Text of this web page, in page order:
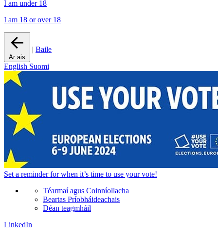
I am under 18
I am 18 or over 18
Ar ais
| Baile
English Suomi
Set a reminderfor when it’s time to use your vote!
Téarmaí agus Coinníollacha
Beartas Príobháideachais
Déan teagmháil
LinkedIn